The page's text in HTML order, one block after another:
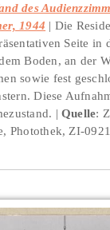
des
1944
Die
Seite in
Boden, an der
sowie fest
Diese
Quelle:
Photothek, ZI-